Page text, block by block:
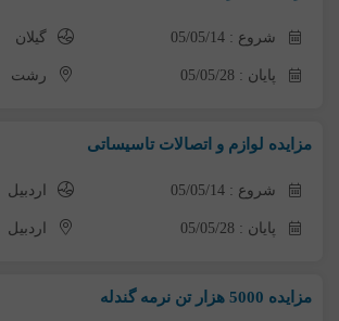
شروع : 05/05/14 گیلان
پایان : 05/05/28 رشت
مزایده لوازم و اتصالات تاسیساتی
شروع : 05/05/14 اردبیل
پایان : 05/05/28 اردبیل
مزایده 5000 هزار تن نرمه گندله